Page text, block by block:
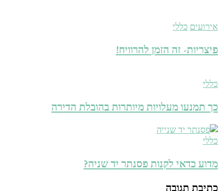
אירועים כללי
פיצריות- זה הזמן להרוויח!
כללי
כך תמנעו מעלויות מיותרות בהובלת הדירה
כללי
מדוע כדאי לקנות פסנתר יד שניה?
כתיבת תגובה